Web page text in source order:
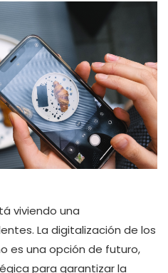
viviendo una
La digitalización de los
es una opción de futuro,
para garantizar la